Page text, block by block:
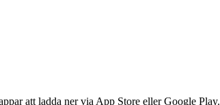
att ladda ner via App Store eller Google Play.